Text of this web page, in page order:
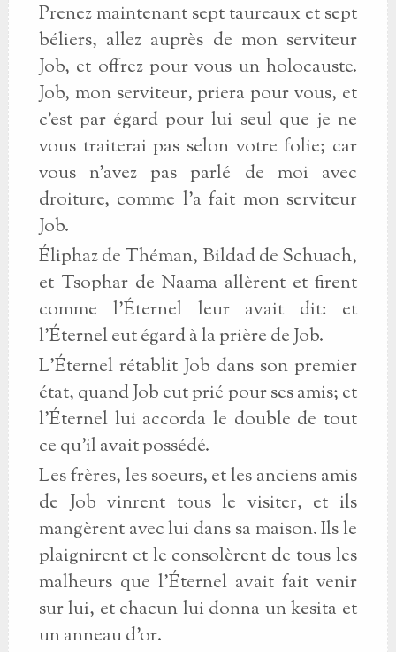
Prenez maintenant sept taureaux et sept
béliers, allez auprès de mon serviteur
Job, et offrez pour vous un holocauste.
Job, mon serviteur, priera pour vous, et
c'est par égard pour lui seul que je ne
vous traiterai pas selon votre folie; car
vous n'avez pas parlé de moi avec
droiture, comme l'a fait mon serviteur
Job.
Éliphaz de Théman, Bildad de Schuach,
et Tsophar de Naama allèrent et firent
comme l'Éternel leur avait dit: et
l'Éternel eut égard à la prière de Job.
L'Éternel rétablit Job dans son premier
état, quand Job eut prié pour ses amis; et
l'Éternel lui accorda le double de tout
ce qu'il avait possédé.
Les frères, les soeurs, et les anciens amis
de Job vinrent tous le visiter, et ils
mangèrent avec lui dans sa maison. Ils le
plaignirent et le consolèrent de tous les
malheurs que l'Éternel avait fait venir
sur lui, et chacun lui donna un kesita et
un anneau d'or.